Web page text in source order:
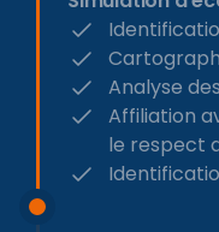
Analyse
Affiliation
le respect